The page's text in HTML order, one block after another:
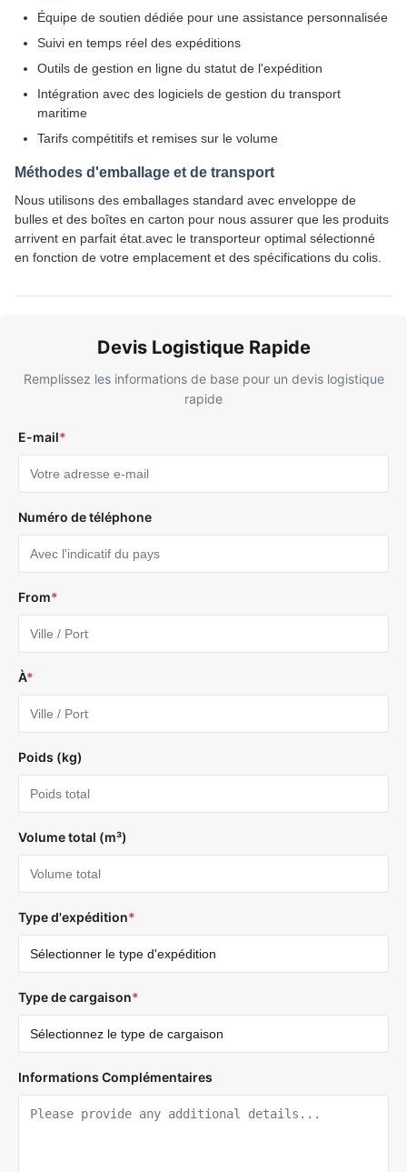
Équipe de soutien dédiée pour une assistance personnalisée
Suivi en temps réel des expéditions
Outils de gestion en ligne du statut de l'expédition
Intégration avec des logiciels de gestion du transport
maritime
Tarifs compétitifs et remises sur le volume
Méthodes d'emballage et de transport
Nous utilisons des emballages standard avec enveloppe de
bulles et des boîtes en carton pour nous assurer que les produits
arrivent en parfait état.avec le transporteur optimal sélectionné
en fonction de votre emplacement et des spécifications du colis.
Devis Logistique Rapide
Remplissez les informations de base pour un devis logistique
rapide
E-mail*
Numéro de téléphone
From*
À*
Poids (kg)
Volume total (m³)
Type d'expédition*
Type de cargaison*
Informations Complémentaires